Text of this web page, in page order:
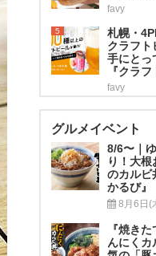
favy
5
札幌・
クラフト
手にとっ
『クラ
favy
グルメイベント
8/6〜｜
り！大
のカルビ
かるび』
8月6日(
『焼き
んにくカ